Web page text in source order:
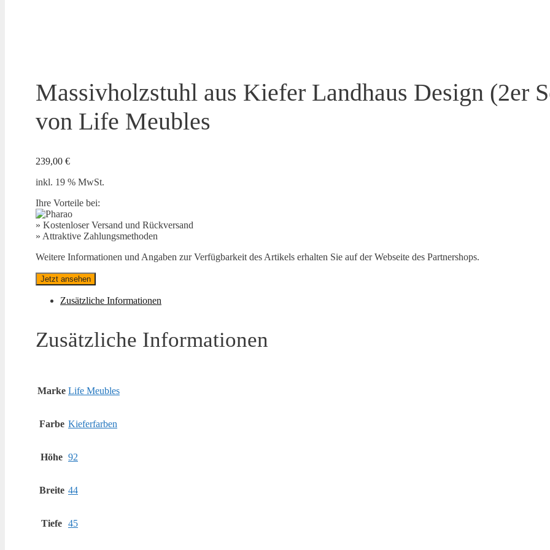
Massivholzstuhl aus Kiefer Landhaus Design (2er
von Life Meubles
239,00 €
inkl. 19 % MwSt.
Ihre Vorteile bei:
» Kostenloser Versand und Rückversand
» Attraktive Zahlungsmethoden
Weitere Informationen und Angaben zur Verfügbarkeit des Artikels erhalten Sie auf der Webseite des Partnershops.
Jetzt ansehen
Zusätzliche Informationen
Zusätzliche Informationen
Marke Life Meubles
Farbe Kieferfarben
Höhe 92
Breite 44
Tiefe 45